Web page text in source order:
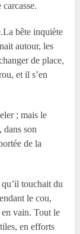
bête inquiète
autour, les
de place,
et il s’en
; mais le
dans son
de la
touchait du
le cou,
en vain. Tout le
en efforts